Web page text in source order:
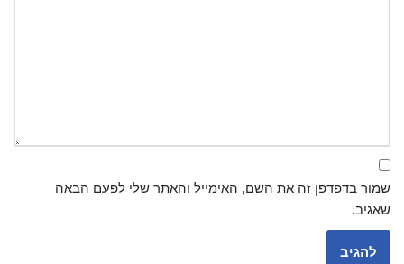
שמור בדפדפן זה את השם, האימייל והאתר שלי לפעם הבאה
שאגיב.